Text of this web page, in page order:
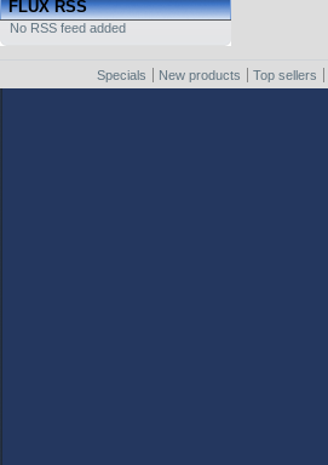
FLUX RSS
No RSS feed added
Specials New products Top sellers